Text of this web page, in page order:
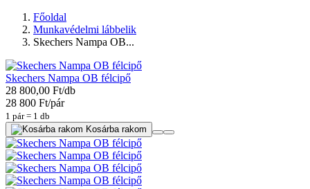
Főoldal
Munkavédelmi lábbelik
Skechers Nampa OB...
Skechers Nampa OB félcipő
28 800,00 Ft/db
28 800 Ft/pár
1 pár = 1 db
Kosárba rakom